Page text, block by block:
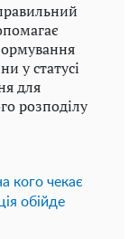
у статусі
для
розподілу
кого чекає
обійде